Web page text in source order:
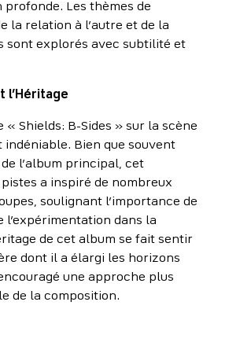
Les thèmes de
la relation à l’autre et de la
sont explorés avec subtilité et
l’Héritage
« Shields: B-Sides » sur la scène
indéniable. Bien que souvent
de l’album principal, cet
a inspiré de nombreux
soulignant l’importance de
l’expérimentation dans la
de cet album se fait sentir
dont il a élargi les horizons
une approche plus
de la composition.